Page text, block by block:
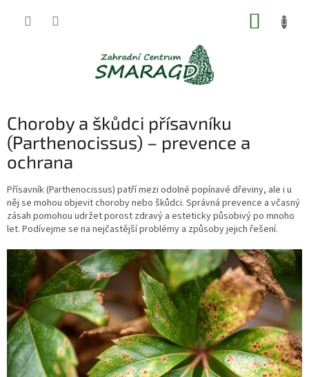
Choroby a škůdci přísavníku
(Parthenocissus) – prevence a
ochrana
Přísavník (Parthenocissus) patří mezi odolné popínavé dřeviny, ale i u
něj se mohou objevit choroby nebo škůdci. Správná prevence a včasný
zásah pomohou udržet porost zdravý a esteticky působivý po mnoho
let. Podívejme se na nejčastější problémy a způsoby jejich řešení.